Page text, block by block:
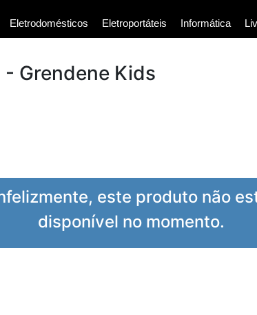
Eletrodomésticos Eletroportáteis Informática
Grendene Kids
este produto não
disponível no momento.